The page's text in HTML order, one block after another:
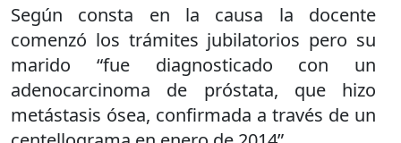
Según consta en la causa la docente
comenzó los trámites jubilatorios pero su
marido “fue diagnosticado con un
adenocarcinoma de próstata, que hizo
metástasis ósea, confirmada a través de un